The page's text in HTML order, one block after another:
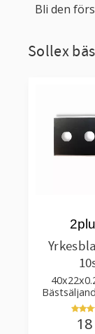
Bli den
Sollex
för att
filt, 18